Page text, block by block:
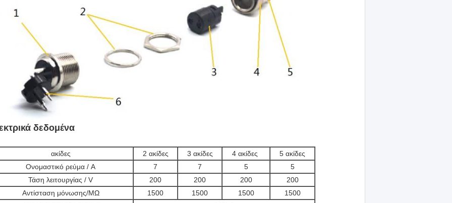
δεδομένα
ακίδες 2 ακίδες 3 ακίδες 4 ακίδες
5 ακίδες
Ονομαστικό ρεύμα / A
7 7 5
5
Τάση λειτουργίας / V
200 200 200
200
Αντίσταση μόνωσης/MΩ 1500 1500 1500
1500